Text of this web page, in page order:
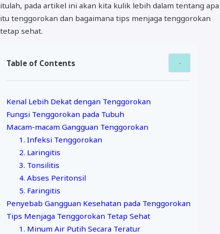
itulah, pada artikel ini akan kita kulik lebih dalam tentang apa
itu tenggorokan dan bagaimana tips menjaga tenggorokan
tetap sehat.
Table of Contents
Kenal Lebih Dekat dengan Tenggorokan
Fungsi Tenggorokan pada Tubuh
Macam-macam Gangguan Tenggorokan
1. Infeksi Tenggorokan
2. Laringitis
3. Tonsilitis
4. Abses Peritonsil
5. Faringitis
Penyebab Gangguan Kesehatan pada Tenggorokan
Tips Menjaga Tenggorokan Tetap Sehat
1. Minum Air Putih Secara Teratur